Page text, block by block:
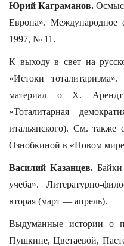
Юрий Каграманов.
Европа». Международное
1997, № 11.
К выходу в свет на
«Истоки
материал о Х.
«Тоталитарная
итальянского). См. также
Ознобкиной в «Новом
Василий Казанцев.
учеба». Литературно-
вторая (март — апрель).
Выдуманные истории о
Пушкине, Цветаевой,